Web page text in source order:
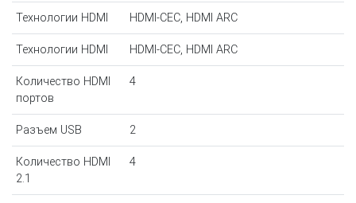
Технологии HDMI HDMI-CEC, HDMI ARC
Технологии HDMI HDMI-CEC, HDMI ARC
Количество HDMI
портов
4
Разъем USB 2
Количество HDMI
2.1
4